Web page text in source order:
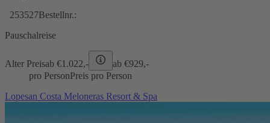
253527Bestellnr.:
Pauschalreise
Alter Preisab €1.022,- ab €929,-
pro PersonPreis pro Person
Lopesan Costa Meloneras Resort & Spa